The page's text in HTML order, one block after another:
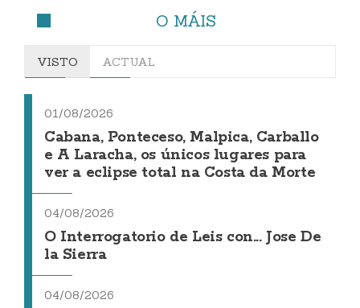
O MÁIS
VISTO ACTUAL
01/08/2026
Cabana, Ponteceso, Malpica, Carballo
e A Laracha, os únicos lugares para
ver a eclipse total na Costa da Morte
04/08/2026
O Interrogatorio de Leis con... Jose De
la Sierra
04/08/2026